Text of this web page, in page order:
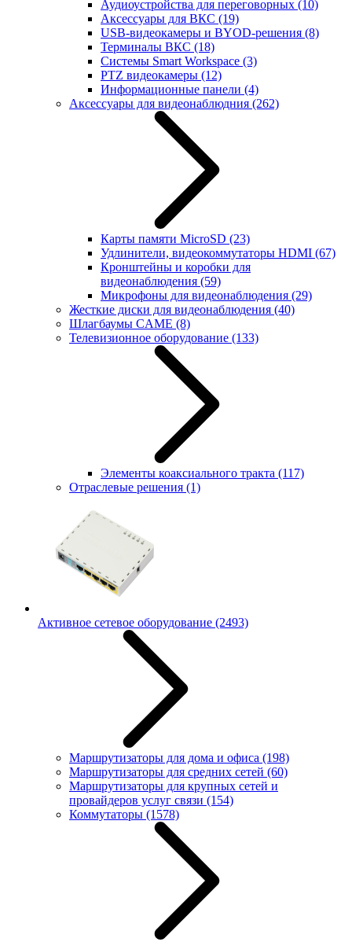
Аудиоустройства для переговорных (10)
Аксессуары для ВКС (19)
USB-видеокамеры и BYOD-решения (8)
Терминалы ВКС (18)
Системы Smart Workspace (3)
PTZ видеокамеры (12)
Информационные панели (4)
Аксессуары для видеонаблюдния (262)
Карты памяти MicroSD (23)
Удлинители, видеокоммутаторы HDMI (67)
Кронштейны и коробки для
видеонаблюдения (59)
Микрофоны для видеонаблюдения (29)
Жесткие диски для видеонаблюдения (40)
Шлагбаумы CAME (8)
Телевизионное оборудование (133)
Элементы коаксиального тракта (117)
Отраслевые решения (1)
Активное сетевое оборудование (2493)
Маршрутизаторы для дома и офиса (198)
Маршрутизаторы для средних сетей (60)
Маршрутизаторы для крупных сетей и
провайдеров услуг связи (154)
Коммутаторы (1578)